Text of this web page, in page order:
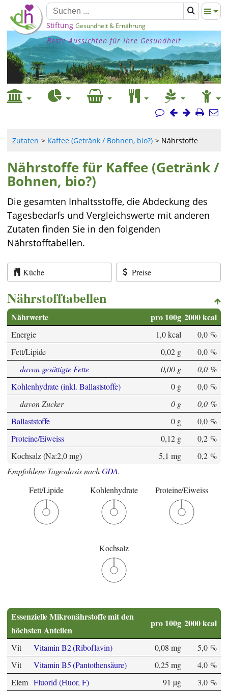
Stiftung Gesundheit & Ernährung
Beste Aussichten für Ihre Gesundheit
Zutaten Kaffee (Getränk / Bohnen, bio?) Nährstoffe
Nährstoffe für Kaffee (Getränk /
Bohnen, bio?)
Die gesamten Inhaltsstoffe, die Abdeckung des
Tagesbedarfs und Vergleichswerte mit anderen
Zutaten finden Sie in den folgenden
Nährstofftabellen.
Küche Preise
Nährstofftabellen
Nährwerte pro 100g 2000 kcal
Energie 1,0 kcal
0,0 %
Fett/Lipide
0,02 g
0,0 %
davon gesättigte Fette
0,00 g
0,0 %
Kohlenhydrate (inkl. Ballaststoffe)
0 g
0,0 %
davon Zucker
0 g
0,0 %
Ballaststoffe
0 g
0,0 %
Proteine/Eiweiss
0,12 g
0,2 %
Kochsalz (Na:2,0 mg)
5,1 mg
0,2 %
Empfohlene Tagesdosis nachGDA.
Fett/Lipide
Kohlenhydrate Proteine/Eiweiss
Kochsalz
Essenzielle Mikronährstoffe mit den
höchsten Anteilen
pro 100g 2000 kcal
Vit Vitamin B2 (Riboflavin) 0,08 mg
5,0 %
Vit
Vitamin B5 (Pantothensäure) 0,25 mg
4,0 %
Elem Fluorid (Fluor, F) 91 µg
3,0 %